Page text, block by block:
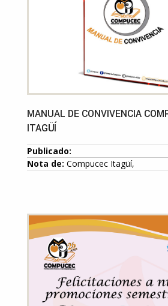
MANUAL DE CONVIVENCIA
ITAGÜÍ
Publicado:
Nota de: Compucec Itagüí,